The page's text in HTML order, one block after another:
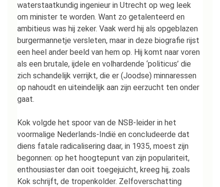
waterstaatkundig ingenieur in Utrecht op weg leek
om minister te worden. Want zo getalenteerd en
ambitieus was hij zeker. Vaak werd hij als opgeblazen
burgermannetje versleten, maar in deze biografie rijst
een heel ander beeld van hem op. Hij komt naar voren
als een brutale, ijdele en volhardende ‘politicus’ die
zich schandelijk verrijkt, die er (Joodse) minnaressen
op nahoudt en uiteindelijk aan zijn eerzucht ten onder
gaat.
Kok volgde het spoor van de NSB-leider in het
voormalige Nederlands-Indië en concludeerde dat
diens fatale radicalisering daar, in 1935, moest zijn
begonnen: op het hoogtepunt van zijn populariteit,
enthousiaster dan ooit toegejuicht, kreeg hij, zoals
Kok schrijft, de tropenkolder. Zelfoverschatting